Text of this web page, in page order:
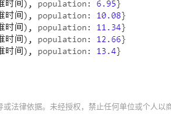
法律依据。未经授权，禁止任何单位或个人以